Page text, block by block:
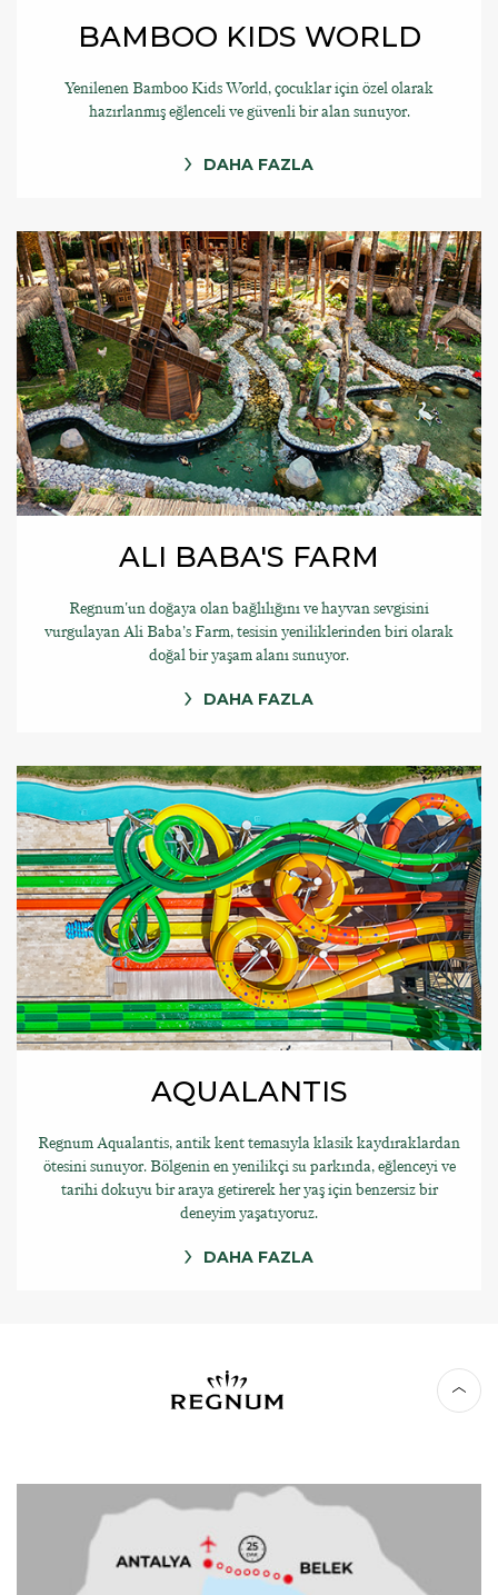
BAMBOO KIDS WORLD
Yenilenen Bamboo Kids World, çocuklar için özel olarak
hazırlanmış eğlenceli ve güvenli bir alan sunuyor.
DAHA FAZLA
ALI BABA'S FARM
Regnum'un doğaya olan bağlılığını ve hayvan sevgisini
vurgulayan Ali Baba’s Farm, tesisin yeniliklerinden biri olarak
doğal bir yaşam alanı sunuyor.
DAHA FAZLA
AQUALANTIS
Regnum Aqualantis, antik kent temasıyla klasik kaydıraklardan
ötesini sunuyor. Bölgenin en yenilikçi su parkında, eğlenceyi ve
tarihi dokuyu bir araya getirerek her yaş için benzersiz bir
deneyim yaşatıyoruz.
DAHA FAZLA